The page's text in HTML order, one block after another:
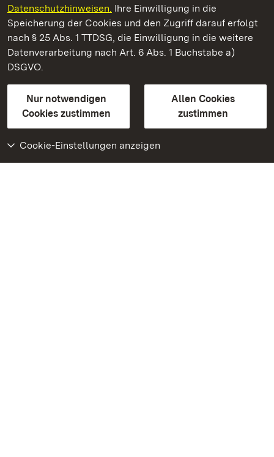
Datenschutzhinweisen. Ihre Einwilligung in die
Speicherung der Cookies und den Zugriff darauf erfolgt
nach § 25 Abs. 1 TTDSG, die Einwilligung in die weitere
Datenverarbeitung nach Art. 6 Abs. 1 Buchstabe a)
DSGVO.
Nur notwendigen
Cookies zustimmen
Allen Cookies
zustimmen
Cookie-Einstellungen anzeigen
Residenzschloss Rastatt
Staatliche Schlösser und Gärten Baden-Württemberg
Kontakt
GebärdenspracheLeichte Sprache
Erklärung zur Barrierefreiheit
BITV-konform (geprüfte Seiten)
Weiteres